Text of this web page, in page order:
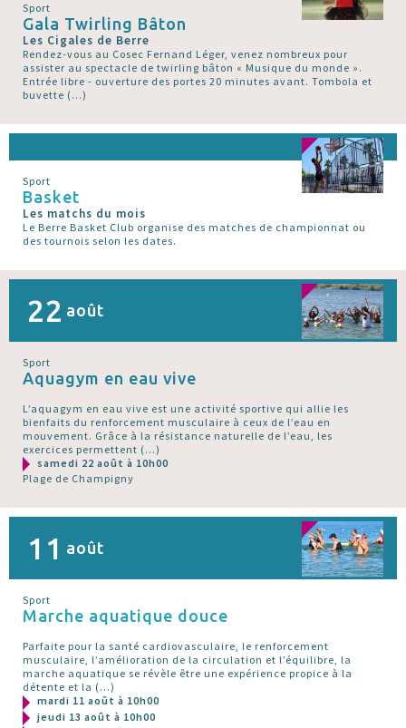
Sport
Gala Twirling Bâton
Les Cigales de Berre
Rendez-vous au Cosec Fernand Léger, venez nombreux pour
assister au spectacle de twirling bâton « Musique du monde ».
Entrée libre - ouverture des portes 20 minutes avant. Tombola et
buvette (…)
Sport
Basket
Les matchs du mois
Le Berre Basket Club organise des matches de championnat ou
des tournois selon les dates.
22 août
Sport
Aquagym en eau vive
L’aquagym en eau vive est une activité sportive qui allie les
bienfaits du renforcement musculaire à ceux de l’eau en
mouvement. Grâce à la résistance naturelle de l’eau, les
exercices permettent (…)
samedi 22 août à 10h00
Plage de Champigny
11 août
Sport
Marche aquatique douce
Parfaite pour la santé cardiovasculaire, le renforcement
musculaire, l’amélioration de la circulation et l’équilibre, la
marche aquatique se révèle être une expérience propice à la
détente et la (…)
mardi 11 août à 10h00
jeudi 13 août à 10h00